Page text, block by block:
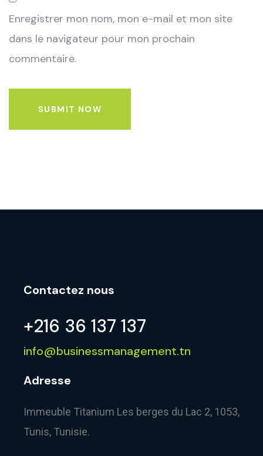
Enregistrer mon nom, mon e-mail et mon site
dans le navigateur pour mon prochain
commentaire.
SUBMIT NOW
Contactez nous
+216 36 137 137
info@businessmanagement.tn
Adresse
Immeuble Titanium Les berges du Lac 2, 1053,
Tunis, Tunisie.